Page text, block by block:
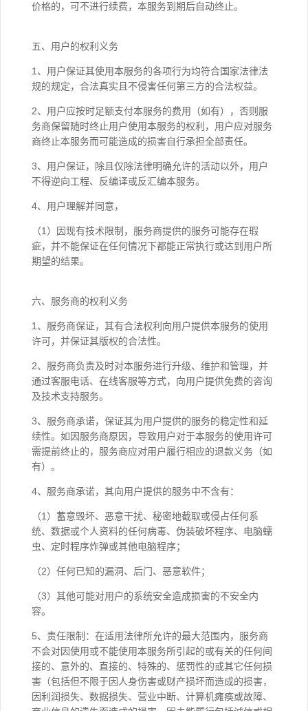
价格的，可不进行续费，本服务到期后自动终止。
五、用户的权利义务
1、用户保证其使用本服务的各项行为均符合国家法律法
规的规定，合法真实且不侵害任何第三方的合法权益。
2、用户应按时足额支付本服务的费用（如有），否则服
务商保留随时终止用户使用本服务的权利，用户应对服务
商终止本服务而可能造成的损害自行承担全部责任。
3、用户保证，除且仅除法律明确允许的活动以外，用户
不得逆向工程、反编译或反汇编本服务。
4、用户理解并同意，
（1）因现有技术限制，服务商提供的服务可能存在瑕
疵，并不能保证在任何情况下都能正常执行或达到用户所
期望的结果。
六、服务商的权利义务
1、服务商保证，其有合法权利向用户提供本服务的使用
许可，并保证其版权的合法性。
2、服务商负责及时对本服务进行升级、维护和管理，并
通过客服电话、在线客服等方式，向用户提供免费的咨询
及技术支持服务。
3、服务商承诺，保证其为用户提供的服务的稳定性和延
续性。如因服务商原因，导致用户对于本服务的使用许可
需提前终止的，服务商应对用户履行相应的退款义务（如
有）。
4、服务商承诺，其向用户提供的服务中不含有：
（1）蓄意毁坏、恶意干扰、秘密地截取或侵占任何系
统、数据或个人资料的任何病毒、伪装破坏程序、电脑蠕
虫、定时程序炸弹或其他电脑程序；
（2）任何已知的漏洞、后门、恶意软件；
（3）其他可能对用户的系统安全造成损害的不安全内
容。
5、责任限制：在适用法律所允许的最大范围内，服务商
不会对因使用或不能使用本服务所引起的或有关的任何间
接的、意外的、直接的、特殊的、惩罚性的或其它任何损
害（包括但不限于因人身伤害或财产损坏而造成的损害，
因利润损失、数据损失、营业中断、计算机瘫痪或故障、